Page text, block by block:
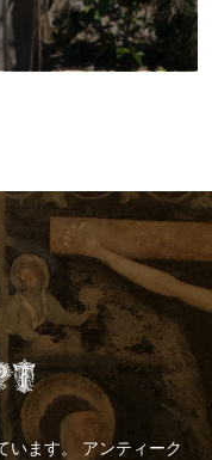
ます。
アンティーク